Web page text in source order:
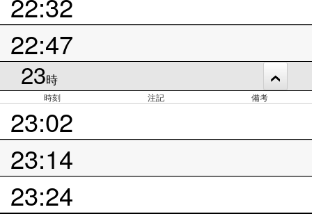
22:47
23時
時刻 注記 備考
23:02
23:14
23:24